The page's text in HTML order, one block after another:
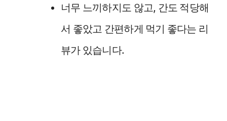
너무 느끼하지도 않고, 간도 적당해
서 좋았고 간편하게 먹기 좋다는 리
뷰가 있습니다.